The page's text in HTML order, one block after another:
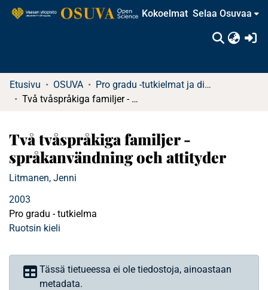
Kokoelmat Selaa Osuvaa
Etusivu OSUVA
Pro gradu -tutkielmat ja diplomityöt
Två tvåspråkiga familjer - språkanvändning och attityder
Två tvåspråkiga familjer -
språkanvändning och attityder
Litmanen, Jenni
2003
Pro gradu - tutkielma
Ruotsin kieli
Tässä tietueessa ei ole tiedostoja, ainoastaan
metadata.